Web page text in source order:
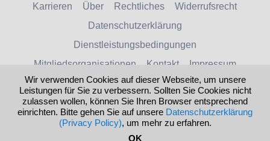
Karrieren Über Rechtliches
Widerrufsrecht
Datenschutzerklärung
Dienstleistungsbedingungen
Mitgliedsorganisationen
Kontakt Impressum
© 2026 Numismatic Guaranty Company
Deutschland
United States
Wir verwenden Cookies auf dieser Webseite, um unsere
Leistungen für Sie zu verbessern. Sollten Sie Cookies nicht
zulassen wollen, können Sie Ihren Browser entsprechend
einrichten. Bitte gehen Sie auf unsere Datenschutzerklärung
(Privacy Policy), um mehr zu erfahren.
OK